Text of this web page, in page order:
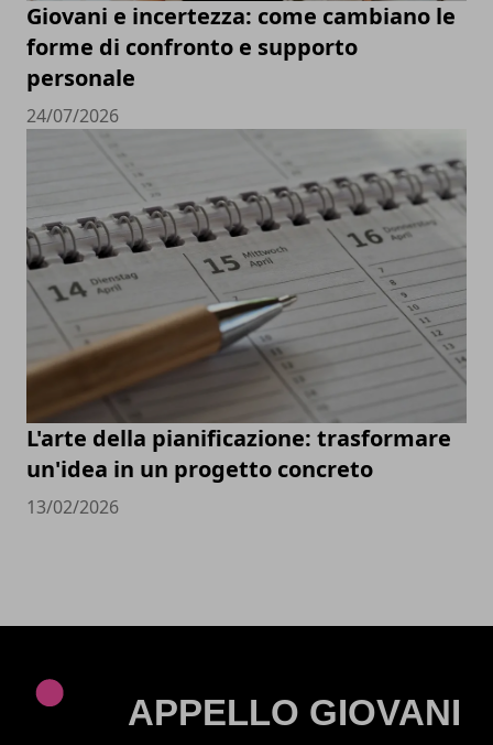
Giovani e incertezza: come cambiano le
forme di confronto e supporto
personale
24/07/2026
L'arte della pianificazione: trasformare
un'idea in un progetto concreto
13/02/2026